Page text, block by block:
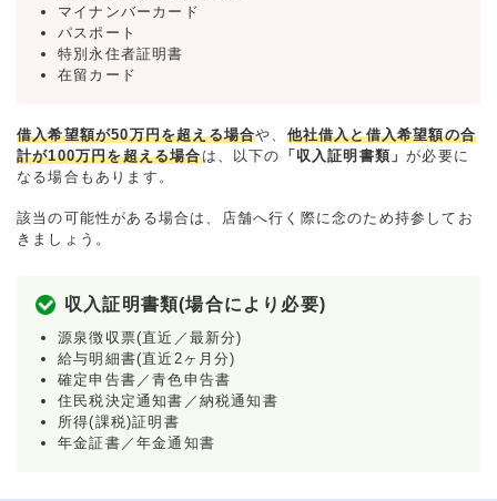
マイナンバーカード
パスポート
特別永住者証明書
在留カード
借入希望額が50万円を超える場合や、 他社借入と借入希望額の合
計が100万円を超える場合は、以下の 「収入証明書類」が必要に
なる場合もあります。
該当の可能性がある場合は、店舗へ行く際に念のため持参してお
きましょう。
収入証明書類(場合により必要)
源泉徴収票(直近／最新分)
給与明細書(直近2ヶ月分)
確定申告書／青色申告書
住民税決定通知書／納税通知書
所得(課税)証明書
年金証書／年金通知書